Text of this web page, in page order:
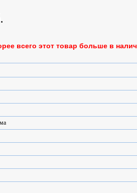
всего этот товар больше в